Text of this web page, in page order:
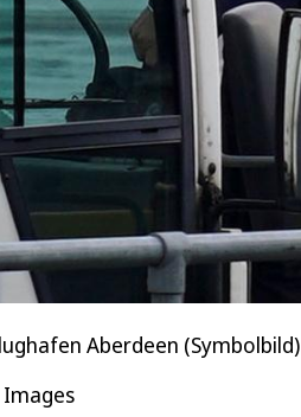
Aberdeen (Symbolbild)